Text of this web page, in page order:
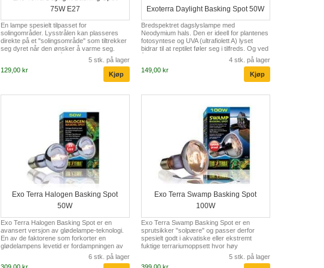
75W E27
En lampe spesielt tilpasset for
solingområder. Lysstrålen kan plasseres
direkte på et "solingsområde" som tiltrekker
seg dyret når den ønsker å varme seg.
Varmen og lyset i strålen er forsterket 35%
slik at det tillates større avstand fra pæren til
solingsplassen. UVA (ultrafiolett A) lyset
ideell for plantenes fotosyntese og UVA
seg i tilfreds. Og ved å lage en n...
5 stk. på lager
129,00 kr
Exoterra Daylight Basking Spot 50W
Bredspektret dagslyslampe med
Neodymium hals. Den er ideell for plantenes
fotosyntese og UVA (ultrafiolett A) lyset
bidrar til at reptilet føler seg i tilfreds. Og ved
å lage en naturlig varmekilde reptilet kan
sole seg under, skaper den en naturlig
atmosfære.
4 stk. på lager
149,00 kr
Exo Terra Halogen Basking Spot
50W
Exo Terra Halogen Basking Spot er en
avansert versjon av glødelampe-teknologi.
En av de faktorene som forkorter en
glødelampens levetid er fordampningen av
wolframen i pæren. Ved å legge til
halogengass i pæren fjernes en kjemisk
6 stk. på lager
Exo Terra Swamp Basking Spot
100W
Exo Terra Swamp Basking Spot er en
sprutsikker "solpære" og passer derfor
spesielt godt i akvatiske eller ekstremt
fuktige terrariumoppsett hvor høy
luftfuktighet eller utilsiktet vannspredning kan
føre til at en vanlig varmepære brenner ut
5 stk. på lager